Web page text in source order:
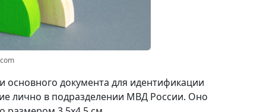
основного документа для идентификации
лично в подразделении МВД России. Оно